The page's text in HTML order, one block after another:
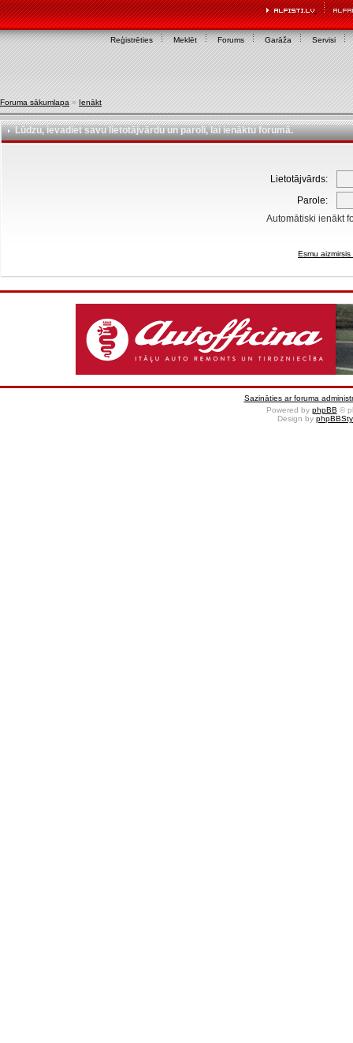
Reģistrēties Meklēt Forums Garāža Servisi
Foruma sākumlapa » Ienākt
Lūdzu, ievadiet savu lietotājvārdu un paroli, lai ienāktu forumā.
Lietotājvārds:
Parole:
Automātiski ienākt
Esmu
Sazināties ar foruma
Powered by phpBB ©
Design by